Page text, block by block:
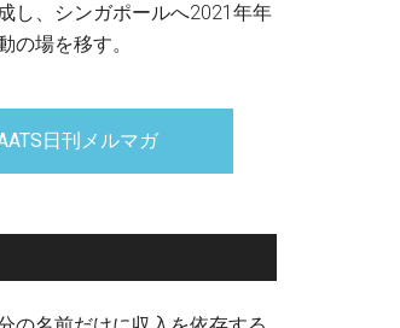
し、シンガポールへ2021年年
の場を移す。
日刊メルマガ